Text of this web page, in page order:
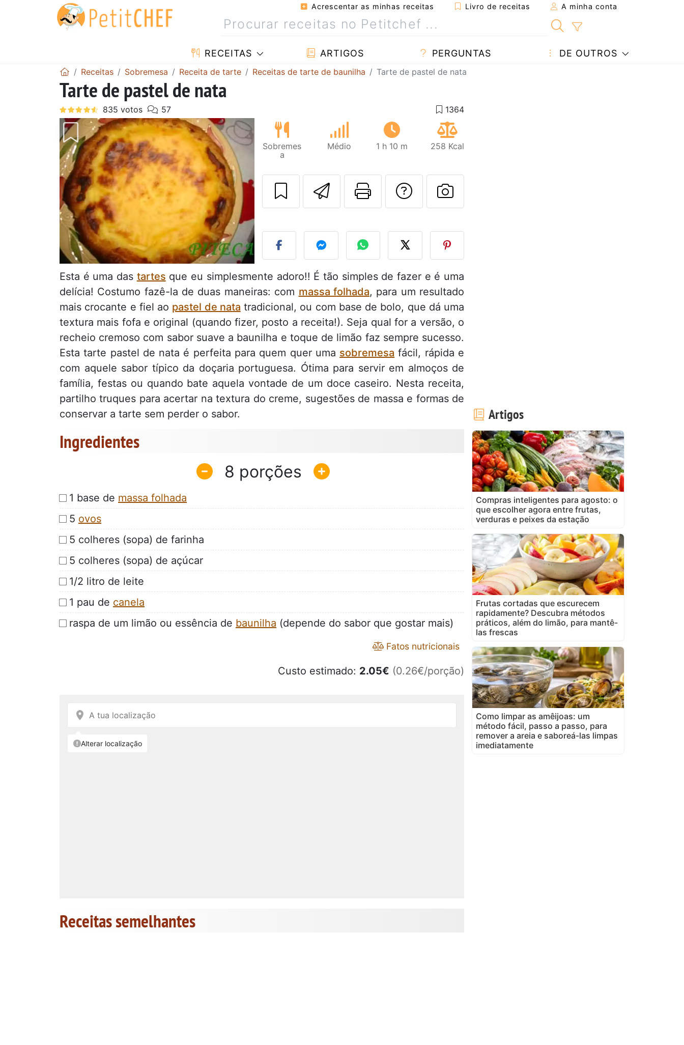
Acrescentar as minhas receitas Livro de receitas A minha conta
RECEITAS ARTIGOS PERGUNTAS DE OUTROS
Receitas Sobremesa Receita de tarte Receitas de tarte de baunilha Tarte de pastel de nata
Tarte de pastel de nata
Sobremes
a
Médio 1 h 10 m 258 Kcal
Enviar esta receita a um amigo
Imprima esta página
Falar com o autor da receita
Fez esta receita? Compartilhe
Esta é uma das tartes que eu simplesmente adoro!! É tão simples de fazer e é uma
delícia! Costumo fazê-la de duas maneiras: com massa folhada, para um resultado
mais crocante e fiel ao pastel de nata tradicional, ou com base de bolo, que dá uma
textura mais fofa e original (quando fizer, posto a receita!). Seja qual for a versão, o
recheio cremoso com sabor suave a baunilha e toque de limão faz sempre sucesso.
Esta tarte pastel de nata é perfeita para quem quer uma sobremesa fácil, rápida e
com aquele sabor típico da doçaria portuguesa. Ótima para servir em almoços de
família, festas ou quando bate aquela vontade de um doce caseiro. Nesta receita,
partilho truques para acertar na textura do creme, sugestões de massa e formas de
conservar a tarte sem perder o sabor.
Ingredientes
8
1 base de massa folhada
5 ovos
5 colheres (sopa) de farinha
5 colheres (sopa) de açúcar
1/2 litro de leite
1 pau de canela
raspa de um limão ou essência de baunilha (depende do sabor que gostar mais)
Fatos nutricionais
Custo estimado: 2.05€ (0.26€/porção)
Receitas semelhantes
Artigos
Compras inteligentes para agosto: o
que escolher agora entre frutas,
verduras e peixes da estação
Frutas cortadas que escurecem
rapidamente? Descubra métodos
práticos, além do limão, para mantê-
las frescas
Como limpar as amêijoas: um
método fácil, passo a passo, para
remover a areia e saboreá-las limpas
imediatamente